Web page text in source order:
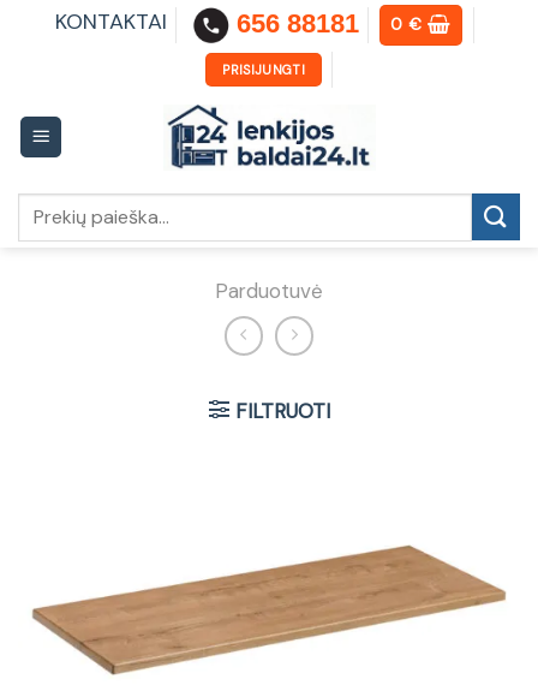
KONTAKTAI 656 88181 0€
PRISIJUNGTI
Parduotuvė
FILTRUOTI